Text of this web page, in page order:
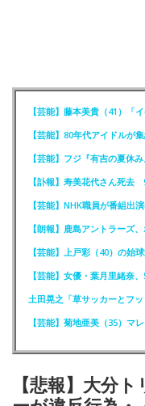
【芸能】藤本美貴（41）「
【芸能】フジ『有吉の夏休
【訃報】寿美花代さん死
【芸能】NHK職員が番組出
【朗報】鹿島アントラーズ
【芸能】上戸彩（40）の始
【芸能】女優・葉月里緒奈
【芸能】菊地亜美（35）マ
【悲報】大分